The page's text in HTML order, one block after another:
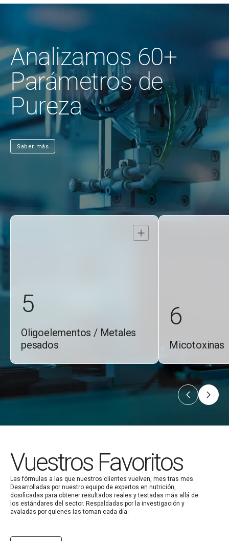
Analizamos 60+
Parámetros de
Pureza
Saber más
Abrir
5
Oligoelementos / Metales
pesados
6
Micotoxinas
Vuestros Favoritos
Las fórmulas a las que nuestros clientes vuelven, mes tras mes.
Desarrolladas por nuestro equipo de expertos en nutrición,
dosificadas para obtener resultados reales y testadas más allá de
los estándares del sector. Respaldadas por la investigación y
avaladas por quienes las toman cada día.